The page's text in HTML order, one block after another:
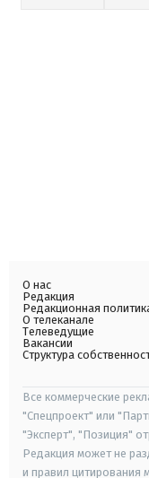
О нас
Редакция
Редакционная
О телеканале
Телеведущие
Вакансии
Структура
Все коммерческие
"Спецпроект" или
"Эксперт", "Позиция"
Редакция может не
и правил цитирования